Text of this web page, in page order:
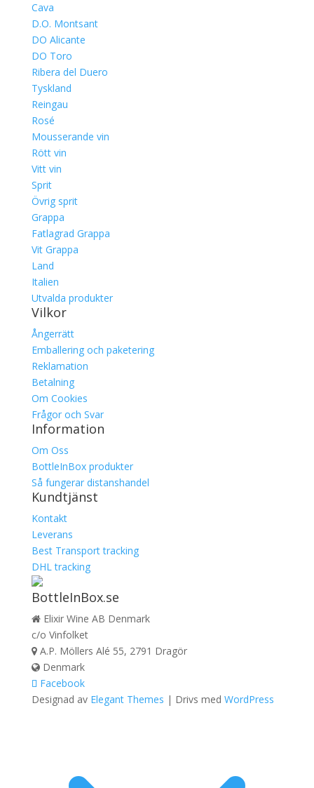
Cava
D.O. Montsant
DO Alicante
DO Toro
Ribera del Duero
Tyskland
Reingau
Rosé
Mousserande vin
Rött vin
Vitt vin
Sprit
Övrig sprit
Grappa
Fatlagrad Grappa
Vit Grappa
Land
Italien
Utvalda produkter
Vilkor
Ångerrätt
Emballering och paketering
Reklamation
Betalning
Om Cookies
Frågor och Svar
Information
Om Oss
BottleInBox produkter
Så fungerar distanshandel
Kundtjänst
Kontakt
Leverans
Best Transport tracking
DHL tracking
BottleInBox.se
Elixir Wine AB Denmark
c/o Vinfolket
A.P. Möllers Alé 55, 2791 Dragör
Denmark
Facebook
Designad av Elegant Themes | Drivs med WordPress